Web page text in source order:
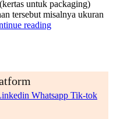
untuk packaging)
tersebut misalnya ukuran
reading
Whatsapp Tik-tok